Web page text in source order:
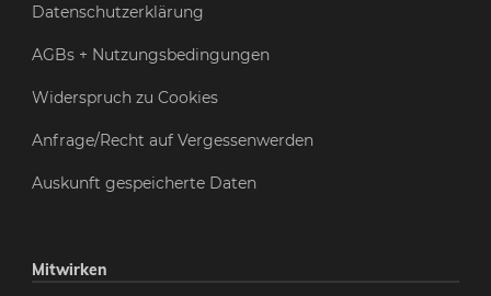
Datenschutzerklärung
AGBs + Nutzungsbedingungen
Widerspruch zu Cookies
Anfrage/Recht auf Vergessenwerden
Auskunft gespeicherte Daten
Mitwirken